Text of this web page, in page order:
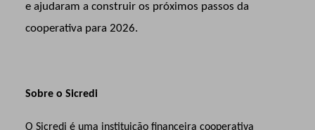
e ajudaram a construir os próximos passos da
cooperativa para 2026.
Sobre o Sicredi
O Sicredi é uma instituição financeira cooperativa